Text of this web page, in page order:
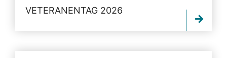
VETERANENTAG 2026